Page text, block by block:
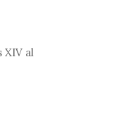
XIV al